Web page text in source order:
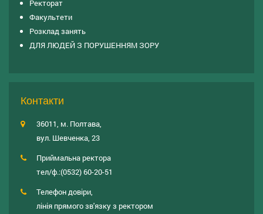
Ректорат
Факультети
Розклад занять
ДЛЯ ЛЮДЕЙ З ПОРУШЕННЯМ ЗОРУ
Контакти
36011, м. Полтава,
вул. Шевченка, 23
Приймальна ректора
тел/ф.:(0532) 60-20-51
Телефон довіри,
лінія прямого зв'язку з ректором